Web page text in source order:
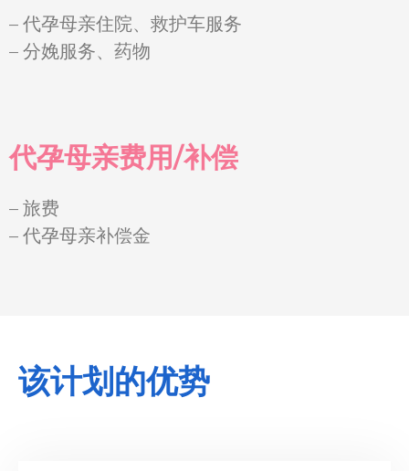
– 代孕母亲住院、救护车服务
– 分娩服务、药物
代孕母亲费用/补偿
– 旅费
– 代孕母亲补偿金
该计划的优势